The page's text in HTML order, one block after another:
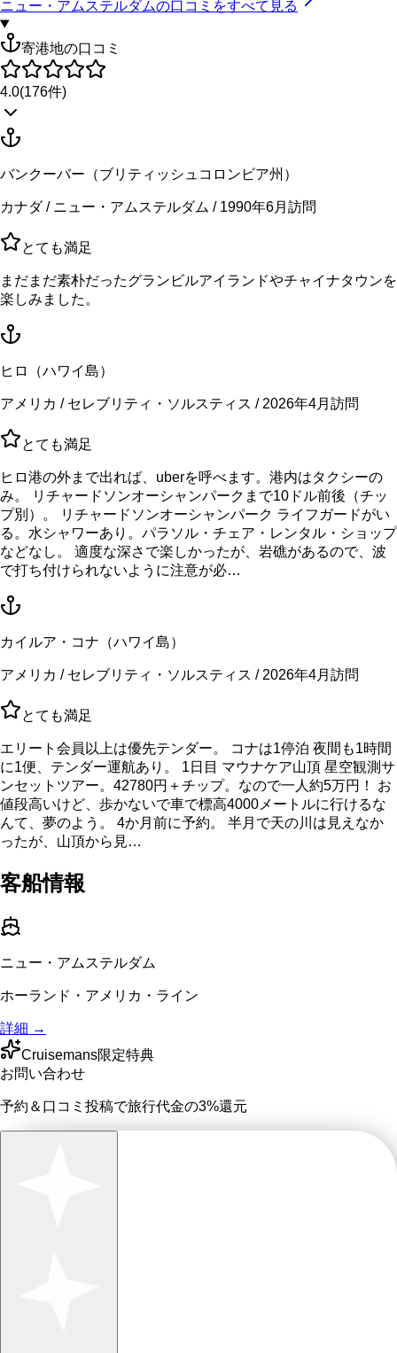
ニュー・アムステルダムの口コミをすべて見る
寄港地の口コミ
4.0(176件)
バンクーバー（ブリティッシュコロンビア州）
カナダ / ニュー・アムステルダム / 1990年6月訪問
とても満足
まだまだ素朴だったグランビルアイランドやチャイナタウンを
楽しみました。
ヒロ（ハワイ島）
アメリカ / セレブリティ・ソルスティス / 2026年4月訪問
とても満足
ヒロ港の外まで出れば、uberを呼べます。港内はタクシーの
み。 リチャードソンオーシャンパークまで10ドル前後（チッ
プ別）。 リチャードソンオーシャンパーク ライフガードがい
る。水シャワーあり。パラソル・チェア・レンタル・ショップ
などなし。 適度な深さで楽しかったが、岩礁があるので、波
で打ち付けられないように注意が必…
カイルア・コナ（ハワイ島）
アメリカ / セレブリティ・ソルスティス / 2026年4月訪問
とても満足
エリート会員以上は優先テンダー。 コナは1停泊 夜間も1時間
に1便、テンダー運航あり。 1日目 マウナケア山頂 星空観測サ
ンセットツアー。42780円＋チップ。なので一人約5万円！ お
値段高いけど、歩かないで車で標高4000メートルに行けるな
んて、夢のよう。 4か月前に予約。 半月で天の川は見えなか
ったが、山頂から見…
客船情報
ニュー・アムステルダム
ホーランド・アメリカ・ライン
詳細 →
Cruisemans限定特典
お問い合わせ
予約＆口コミ投稿で旅行代金の3%還元